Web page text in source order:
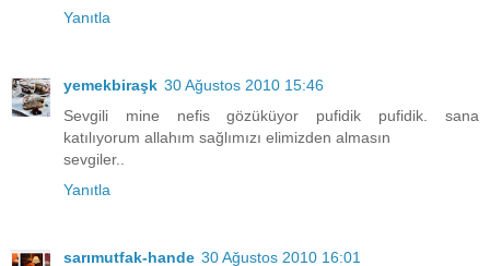
Yanıtla
yemekbiraşk 30 Ağustos 2010 15:46
Sevgili mine nefis gözüküyor pufidik pufidik. sana
katılıyorum allahım sağlımızı elimizden almasın
sevgiler..
Yanıtla
sarımutfak-hande 30 Ağustos 2010 16:01